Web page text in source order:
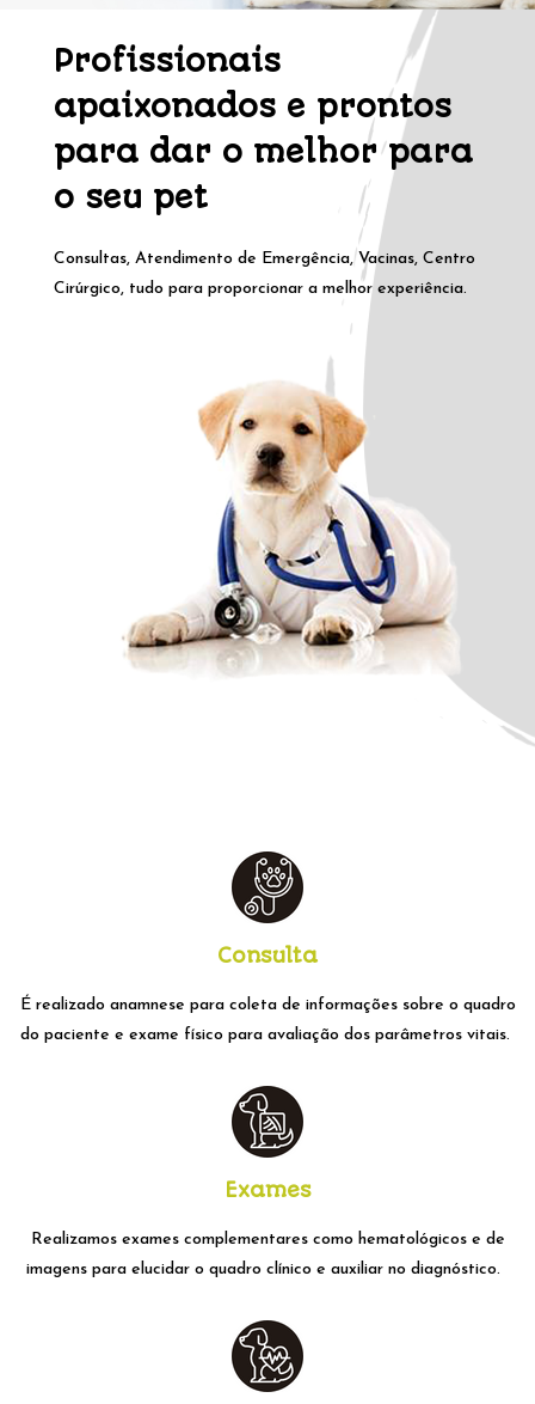
Profissionais
apaixonados e prontos
para dar o melhor para
o seu pet
Consultas, Atendimento de Emergência, Vacinas, Centro
Cirúrgico, tudo para proporcionar a melhor experiência.
Consulta
É realizado anamnese para coleta de informações sobre o quadro
do paciente e exame físico para avaliação dos parâmetros vitais.
Exames
Realizamos exames complementares como hematológicos e de
imagens para elucidar o quadro clínico e auxiliar no diagnóstico.